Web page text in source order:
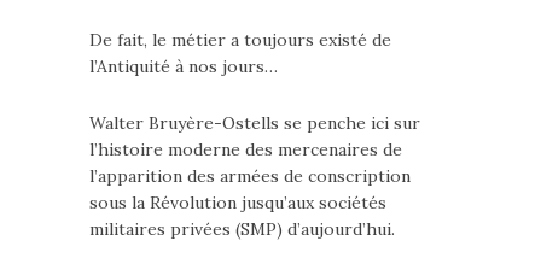
De fait, le métier a toujours existé de
l’Antiquité à nos jours…
Walter Bruyère-Ostells se penche ici sur
l’histoire moderne des mercenaires de
l’apparition des armées de conscription
sous la Révolution jusqu’aux sociétés
militaires privées (SMP) d’aujourd’hui.